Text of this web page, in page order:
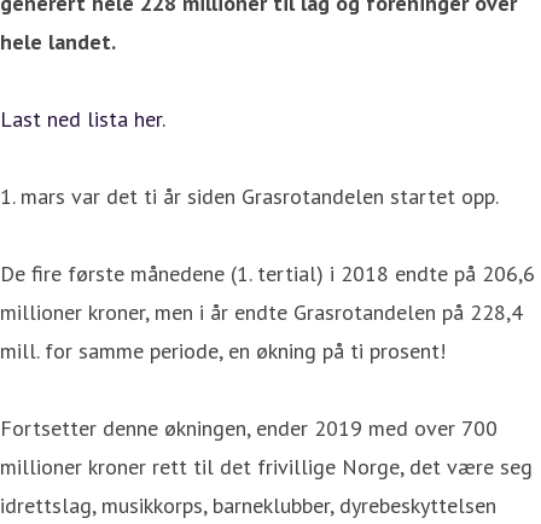
hele landet.
Last ned lista her.
1. mars var det ti år siden Grasrotandelen startet opp.
De fire første månedene (1. tertial) i 2018 endte på 206,6
millioner kroner, men i år endte Grasrotandelen på 228,4
mill. for samme periode, en økning på ti prosent!
Fortsetter denne økningen, ender 2019 med over 700
millioner kroner rett til det frivillige Norge, det være seg
idrettslag, musikkorps, barneklubber, dyrebeskyttelsen